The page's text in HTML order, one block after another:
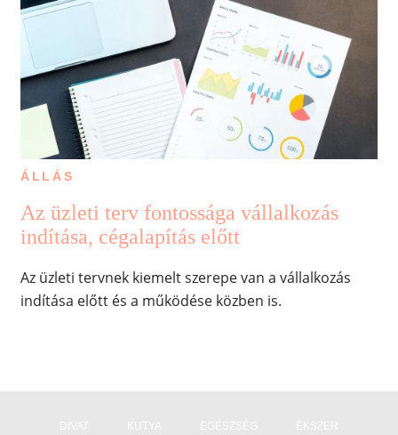
ÁLLÁS
Az üzleti terv fontossága vállalkozás
indítása, cégalapítás előtt
Az üzleti tervnek kiemelt szerepe van a vállalkozás
indítása előtt és a működése közben is.